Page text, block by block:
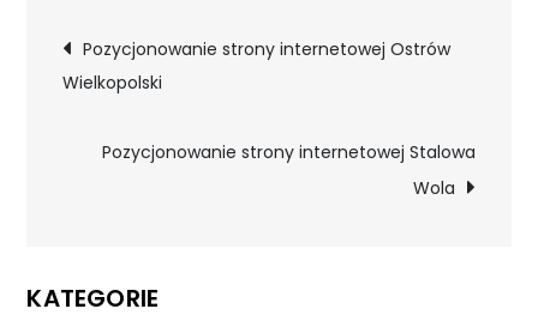
Nawigacja
wpisu
Pozycjonowanie strony internetowej Ostrów
Wielkopolski
Pozycjonowanie strony internetowej Stalowa
Wola
KATEGORIE